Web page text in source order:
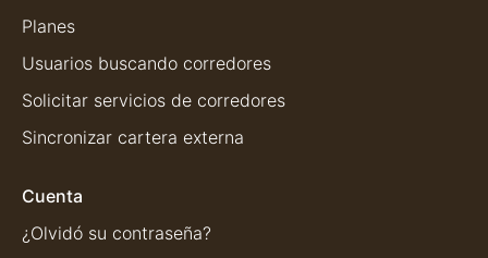
Planes
Usuarios buscando corredores
Solicitar servicios de corredores
Sincronizar cartera externa
Cuenta
¿Olvidó su contraseña?